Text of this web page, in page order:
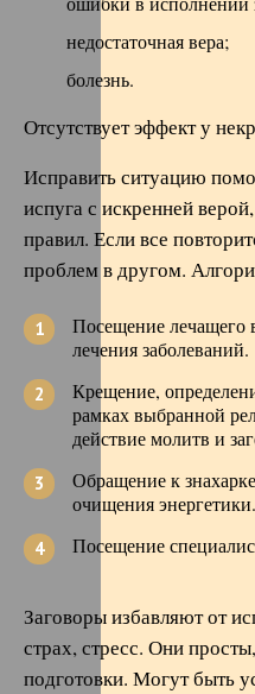
недостаточная вера;
болезнь.
Отсутствует эффект у
Исправить ситуацию
испуга с искренней
правил. Если все
проблем в другом.
Посещение лечащего
лечения заболеваний.
Крещение,
рамках выбранной
действие молитв и
Обращение к
очищения энергетики.
Посещение
Заговоры избавляют от
страх, стресс. Они
подготовки. Могут быть